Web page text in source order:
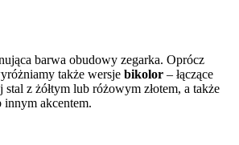
barwa obudowy zegarka. Oprócz
także wersje bikolor – łączące
z żółtym lub różowym złotem, a także
innym akcentem.